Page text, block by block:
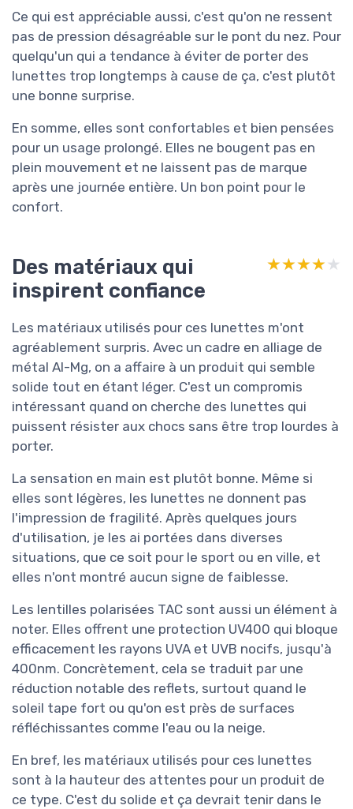
Ce qui est appréciable aussi, c'est qu'on ne ressent
pas de pression désagréable sur le pont du nez. Pour
quelqu'un qui a tendance à éviter de porter des
lunettes trop longtemps à cause de ça, c'est plutôt
une bonne surprise.
En somme, elles sont confortables et bien pensées
pour un usage prolongé. Elles ne bougent pas en
plein mouvement et ne laissent pas de marque
après une journée entière. Un bon point pour le
confort.
Des matériaux qui
inspirent confiance
★★★★★
★★★★★
Les matériaux utilisés pour ces lunettes m'ont
agréablement surpris. Avec un cadre en alliage de
métal Al-Mg, on a affaire à un produit qui semble
solide tout en étant léger. C'est un compromis
intéressant quand on cherche des lunettes qui
puissent résister aux chocs sans être trop lourdes à
porter.
La sensation en main est plutôt bonne. Même si
elles sont légères, les lunettes ne donnent pas
l'impression de fragilité. Après quelques jours
d'utilisation, je les ai portées dans diverses
situations, que ce soit pour le sport ou en ville, et
elles n'ont montré aucun signe de faiblesse.
Les lentilles polarisées TAC sont aussi un élément à
noter. Elles offrent une protection UV400 qui bloque
efficacement les rayons UVA et UVB nocifs, jusqu'à
400nm. Concrètement, cela se traduit par une
réduction notable des reflets, surtout quand le
soleil tape fort ou qu'on est près de surfaces
réfléchissantes comme l'eau ou la neige.
En bref, les matériaux utilisés pour ces lunettes
sont à la hauteur des attentes pour un produit de
ce type. C'est du solide et ça devrait tenir dans le